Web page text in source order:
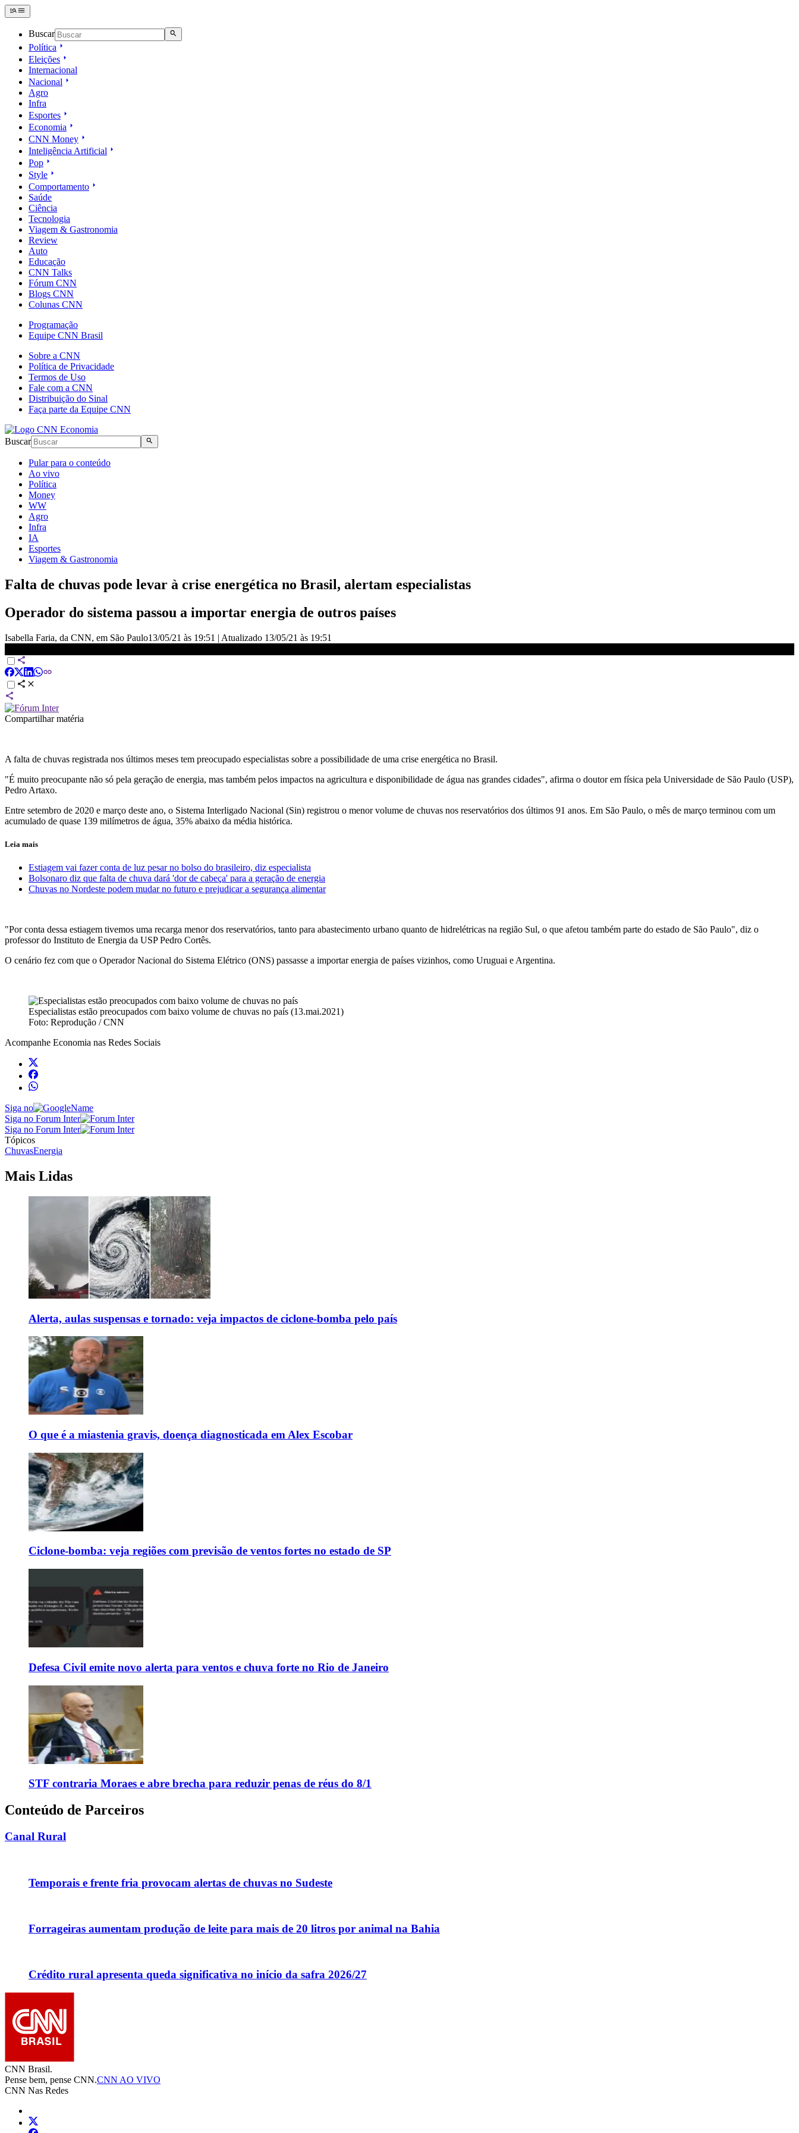
Buscar
Política
Eleições
Internacional
Nacional
Agro
Infra
Esportes
Economia
CNN Money
Inteligência Artificial
Pop
Style
Comportamento
Saúde
Ciência
Tecnologia
Viagem & Gastronomia
Review
Auto
Educação
CNN Talks
Fórum CNN
Blogs CNN
Colunas CNN
Programação
Equipe CNN Brasil
Sobre a CNN
Política de Privacidade
Termos de Uso
Fale com a CNN
Distribuição do Sinal
Faça parte da Equipe CNN
Buscar
Pular para o conteúdo
Ao vivo
Política
Money
WW
Agro
Infra
IA
Esportes
Viagem & Gastronomia
Falta de chuvas pode levar à crise energética no Brasil, alertam especialistas
Operador do sistema passou a importar energia de outros países
Isabella Faria, da CNN, em São Paulo13/05/21 às 19:51 | Atualizado 13/05/21 às 19:51
Compartilhar matéria
A falta de chuvas registrada nos últimos meses tem preocupado especialistas sobre a possibilidade de uma crise energética no Brasil.
"É muito preocupante não só pela geração de energia, mas também pelos impactos na agricultura e disponibilidade de água nas grandes cidades", afirma o doutor em física pela Universidade de São Paulo (USP),
Pedro Artaxo.
Entre setembro de 2020 e março deste ano, o Sistema Interligado Nacional (Sin) registrou o menor volume de chuvas nos reservatórios dos últimos 91 anos. Em São Paulo, o mês de março terminou com um
acumulado de quase 139 milímetros de água, 35% abaixo da média histórica.
Leia mais
Estiagem vai fazer conta de luz pesar no bolso do brasileiro, diz especialista
Bolsonaro diz que falta de chuva dará 'dor de cabeça' para a geração de energia
Chuvas no Nordeste podem mudar no futuro e prejudicar a segurança alimentar
"Por conta dessa estiagem tivemos uma recarga menor dos reservatórios, tanto para abastecimento urbano quanto de hidrelétricas na região Sul, o que afetou também parte do estado de São Paulo", diz o
professor do Instituto de Energia da USP Pedro Cortês.
O cenário fez com que o Operador Nacional do Sistema Elétrico (ONS) passasse a importar energia de países vizinhos, como Uruguai e Argentina.
Especialistas estão preocupados com baixo volume de chuvas no país (13.mai.2021)
Foto: Reprodução / CNN
Acompanhe Economia nas Redes Sociais
Siga no
Siga no Forum Inter
Siga no Forum Inter
Tópicos
ChuvasEnergia
Mais Lidas
Alerta, aulas suspensas e tornado: veja impactos de ciclone-bomba pelo país
O que é a miastenia gravis, doença diagnosticada em Alex Escobar
Ciclone-bomba: veja regiões com previsão de ventos fortes no estado de SP
Defesa Civil emite novo alerta para ventos e chuva forte no Rio de Janeiro
STF contraria Moraes e abre brecha para reduzir penas de réus do 8/1
Conteúdo de Parceiros
Canal Rural
Temporais e frente fria provocam alertas de chuvas no Sudeste
Forrageiras aumentam produção de leite para mais de 20 litros por animal na Bahia
Crédito rural apresenta queda significativa no início da safra 2026/27
CNN Brasil.
Pense bem, pense CNN.CNN AO VIVO
CNN Nas Redes